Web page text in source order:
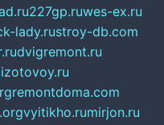
227gp.ruwes-ex.ru
lady.rustroy-db.com
dvigremont.ru
remontdoma.com
vyitikho.rumirjon.ru